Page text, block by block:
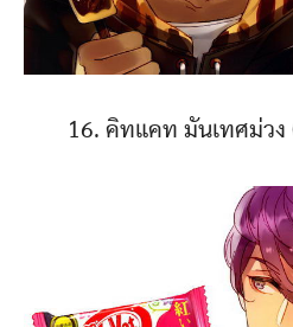
16. คิทแคท มันเทศม่วง